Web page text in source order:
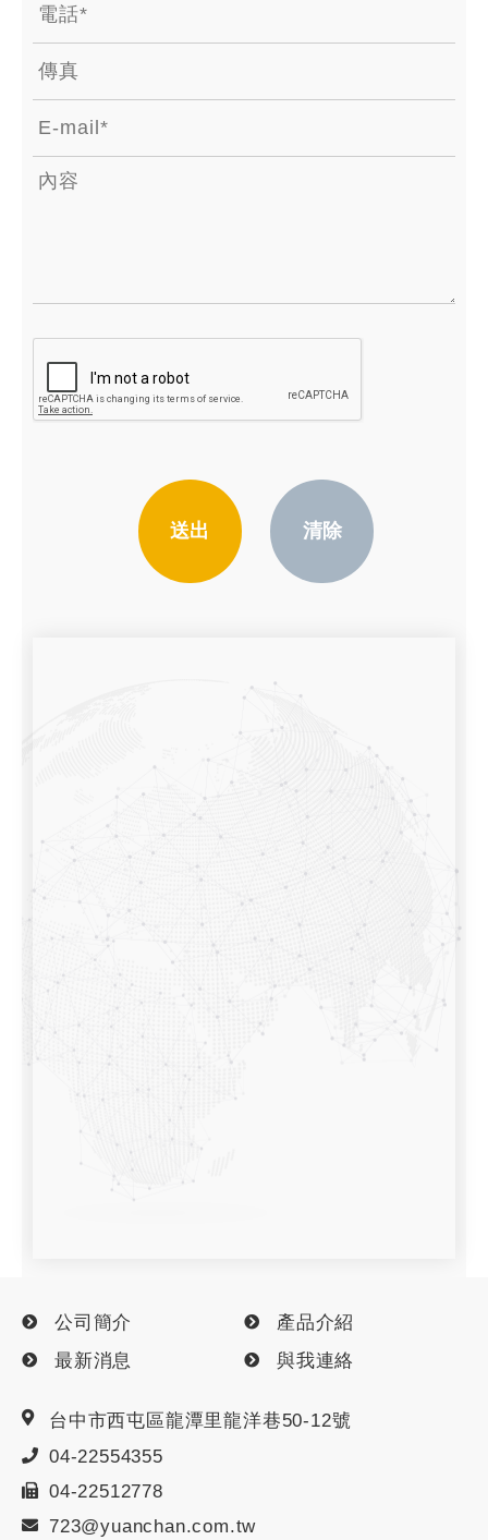
公司簡介
產品介紹
最新消息
與我連絡
台中市西屯區龍潭里龍洋巷50-12號
04-22554355
04-22512778
723@yuanchan.com.tw